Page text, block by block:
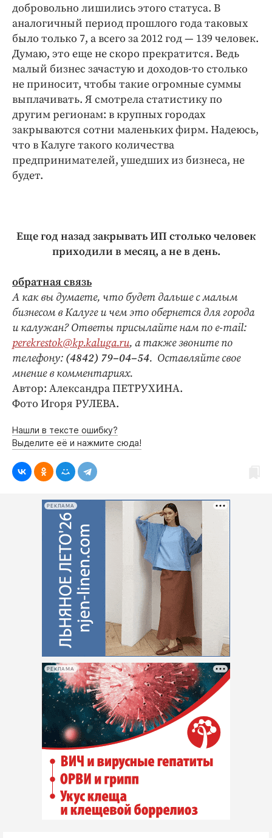
добровольно лишились этого статуса. В
аналогичный период прошлого года таковых
было только 7, а всего за 2012 год — 139 человек.
Думаю, это еще не скоро прекратится. Ведь
малый бизнес зачастую и доходов‑то столько
не приносит, чтобы такие огромные суммы
выплачивать. Я смотрела статистику по
другим регионам: в крупных городах
закрываются сотни маленьких фирм. Надеюсь,
что в Калуге такого количества
предпринимателей, ушедших из бизнеса, не
будет.
Еще год назад закрывать ИП столько человек
приходили в месяц, а не в день.
обратная связь
А как вы думаете, что будет дальше с малым
бизнесом в Калуге и чем это обернется для города
и калужан? Ответы присылайте нам по e‑mail:
perekrestok@kp.kaluga.ru, а также звоните по
телефону: (4842) 79–04–54. Оставляйте свое
мнение в комментариях.
Автор: Александра ПЕТРУХИНА.
Фото Игоря РУЛЕВА.
Нашли в тексте ошибку?
Выделите её и нажмите сюда!
РЕКЛАМА
РЕКЛАМА